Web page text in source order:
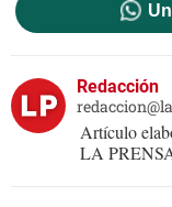
Redacción
Artículo
LA